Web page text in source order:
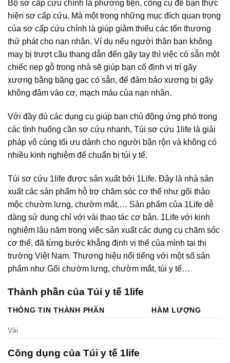
Bộ sơ cấp cứu chính là phương tiện, công cụ để bạn thực
hiện sơ cấp cứu. Mà một trong những mục đích quan trọng
của sơ cấp cứu chính là giúp giảm thiểu các tổn thương
thứ phát cho nạn nhân. Ví dụ nếu người thân bạn không
may bị trượt cầu thang dẫn đến gãy tay thì việc có sẵn một
chiếc nẹp gỗ trong nhà sẽ giúp bạn cố định vị trí gãy
xương bằng băng gạc có sẵn, để đảm bảo xương bị gãy
không đâm vào cơ, mạch máu của nạn nhân.
Với đầy đủ các dụng cụ giúp bạn chủ động ứng phó trong
các tình huống cần sơ cứu nhanh, Túi sơ cứu 1life là giải
pháp vô cùng tối ưu dành cho người bận rộn và không có
nhiều kinh nghiệm để chuẩn bị túi y tế.
Túi sơ cứu 1life được sản xuất bởi 1Life. Đây là nhà sản
xuất các sản phẩm hỗ trợ chăm sóc cơ thể như gối thảo
mộc chườm lưng, chườm mắt,… Sản phẩm của 1Life dễ
dàng sử dụng chỉ với vài thao tác cơ bản. 1Life với kinh
nghiệm lâu năm trong việc sản xuất các dụng cụ chăm sóc
cơ thể, đã từng bước khẳng định vị thế của mình tại thị
trường Việt Nam. Thương hiệu nổi tiếng với một số sản
phẩm như Gối chườm lưng, chườm mắt, túi y tế…
Thành phần của Túi y tế 1life
THÔNG TIN THÀNH PHẦN HÀM LƯỢNG
Vải
Công dụng của Túi y tế 1life